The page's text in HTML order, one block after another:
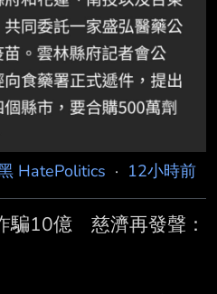
HatePolitics · 12小時前
騙10億 慈濟再發聲：